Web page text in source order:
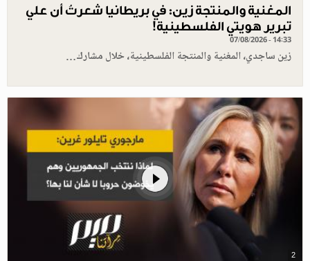
المغنية والمنتجة زين: في بريطانيا شعرتُ أن علي
تبرير هويتي الفلسطينية!
07/08/2026 - 14:33
زين ساجدي، المغنية والمنتجة الفلسطينية، خلال مشارك…
2